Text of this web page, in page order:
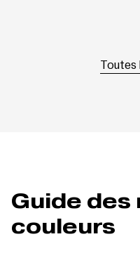
Toutes
Guide
couleurs